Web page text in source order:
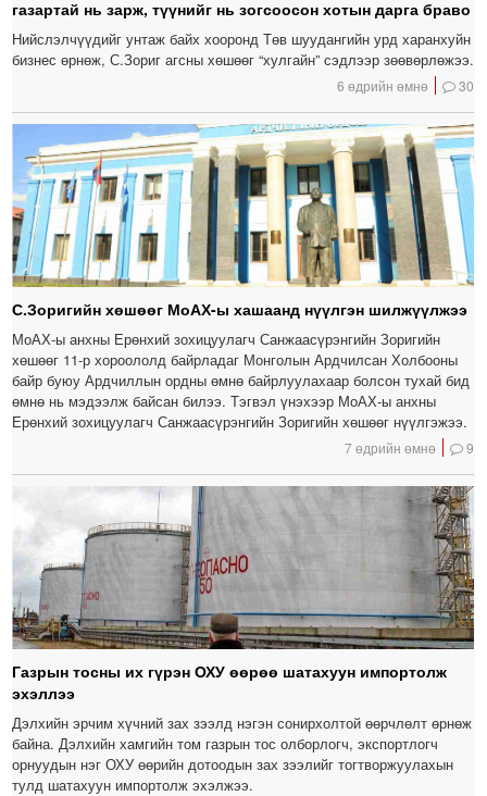
газартай нь зарж, түүнийг нь зогсоосон хотын дарга браво
Нийслэлчүүдийг унтаж байх хооронд Төв шуудангийн урд харанхуйн
бизнес өрнөж, С.Зориг агсны хөшөөг “хулгайн” сэдлээр зөөвөрлөжээ.
6 өдрийн өмнө 30
С.Зоригийн хөшөөг МоАХ-ы хашаанд нүүлгэн шилжүүлжээ
МоАХ-ы анхны Ерөнхий зохицуулагч Санжаасүрэнгийн Зоригийн
хөшөөг 11-р хороололд байрладаг Монголын Ардчилсан Холбооны
байр буюу Ардчиллын ордны өмнө байрлуулахаар болсон тухай бид
өмнө нь мэдээлж байсан билээ. Тэгвэл үнэхээр МоАХ-ы анхны
Ерөнхий зохицуулагч Санжаасүрэнгийн Зоригийн хөшөөг нүүлгэжээ.
7 өдрийн өмнө 9
Газрын тосны их гүрэн ОХУ өөрөө шатахуун импортолж
эхэллээ
Дэлхийн эрчим хүчний зах зээлд нэгэн сонирхолтой өөрчлөлт өрнөж
байна. Дэлхийн хамгийн том газрын тос олборлогч, экспортлогч
орнуудын нэг ОХУ өөрийн дотоодын зах зээлийг тогтворжуулахын
тулд шатахуун импортолж эхэлжээ.